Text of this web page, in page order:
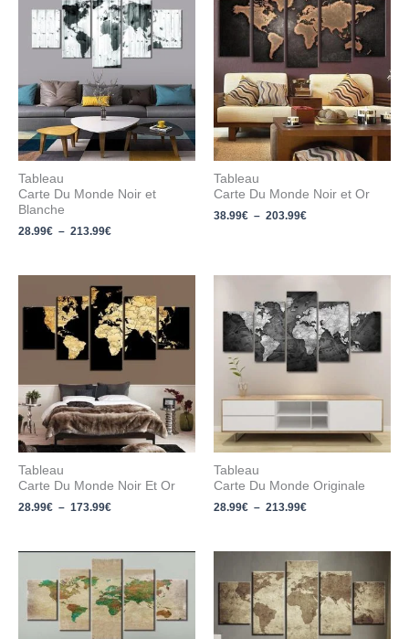
Tableau
Carte Du Monde Noir et
Blanche
28.99€ – 213.99€
de
prix :
28.99€
à
213.99€
Tableau
Carte Du Monde Noir et Or
38.99€ – 203.99€
de
prix :
38.99€
à
203.99€
Tableau
Carte Du Monde Noir Et Or
28.99€ – 173.99€
de
prix :
28.99€
à
173.99€
Tableau
Carte Du Monde Originale
28.99€ – 213.99€
de
prix :
28.99€
à
213.99€
Plage
prix :
28.99€
à
203.99€
Plage
de
prix :
28.99€
à
163.99€